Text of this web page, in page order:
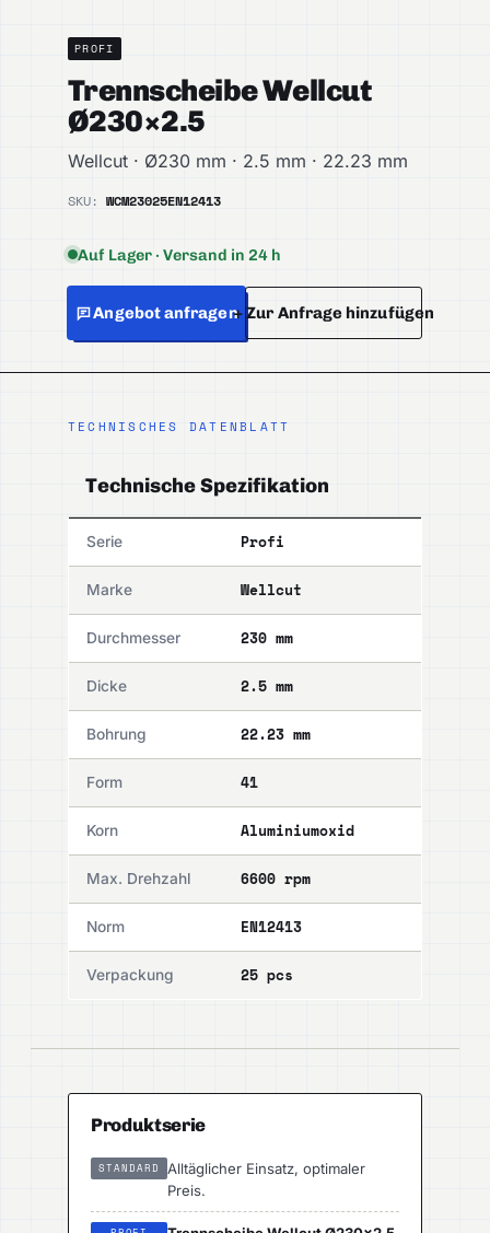
PROFI
Trennscheibe Wellcut
Ø230×2.5
Wellcut · Ø230 mm · 2.5 mm · 22.23 mm
SKU: WCM23025EN12413
Auf Lager · Versand in 24 h
Angebot anfragen+ Zur Anfrage hinzufügen
TECHNISCHES DATENBLATT
Technische Spezifikation
Serie Profi
Marke Wellcut
Durchmesser 230 mm
Dicke 2.5 mm
Bohrung 22.23 mm
Form 41
Korn Aluminiumoxid
Max. Drehzahl 6600 rpm
Norm EN12413
Verpackung 25 pcs
Produktserie
STANDARD
Alltäglicher Einsatz, optimaler
Preis.